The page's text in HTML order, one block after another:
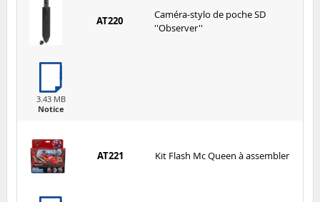
AT220
Caméra-stylo de poche SD
''Observer''
3.43 MB
Notice
AT221 Kit Flash Mc Queen à assembler